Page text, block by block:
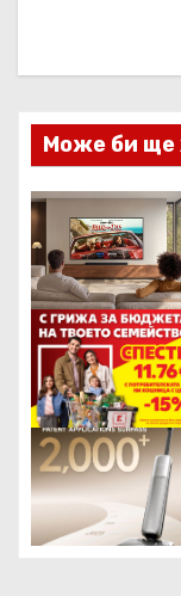
Може би ще